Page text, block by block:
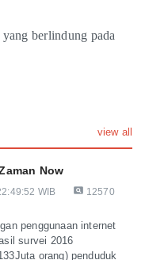
berlindung pada
view all
Now
WIB pageview 12570
penggunaan internet
survei 2016
orang) penduduk